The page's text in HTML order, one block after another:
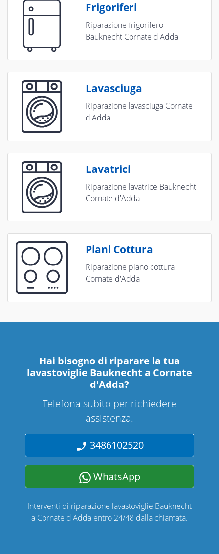
Frigoriferi
Riparazione frigorifero
Bauknecht Cornate d'Adda
Lavasciuga
Riparazione lavasciuga Cornate
d'Adda
Lavatrici
Riparazione lavatrice Bauknecht
Cornate d'Adda
Piani Cottura
Riparazione piano cottura
Cornate d'Adda
Hai bisogno di riparare la tua
lavastoviglie Bauknecht a Cornate
d'Adda?
Telefona subito per richiedere
assistenza.
3486102520
WhatsApp
Interventi di riparazione lavastoviglie Bauknecht
a Cornate d'Adda entro 24/48 dalla chiamata.